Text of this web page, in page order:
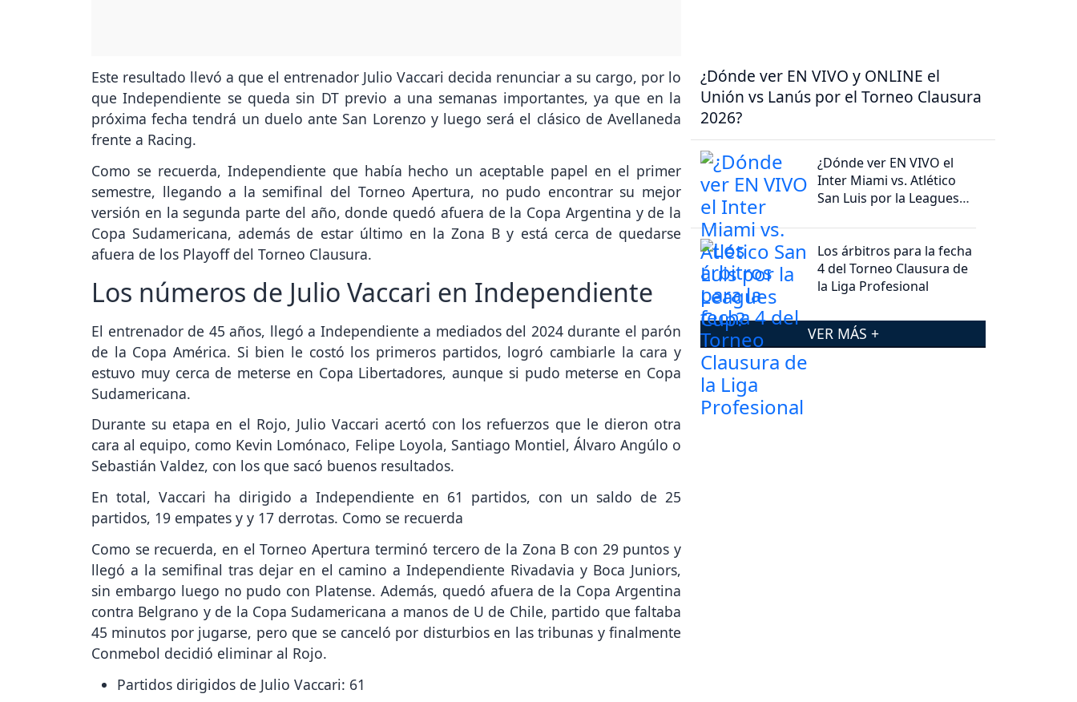
Este resultado llevó a que el entrenador Julio Vaccari decida renunciar a su cargo, por lo
que Independiente se queda sin DT previo a una semanas importantes, ya que en la
próxima fecha tendrá un duelo ante San Lorenzo y luego será el clásico de Avellaneda
frente a Racing.
Como se recuerda, Independiente que había hecho un aceptable papel en el primer
semestre, llegando a la semifinal del Torneo Apertura, no pudo encontrar su mejor
versión en la segunda parte del año, donde quedó afuera de la Copa Argentina y de la
Copa Sudamericana, además de estar último en la Zona B y está cerca de quedarse
afuera de los Playoff del Torneo Clausura.
Los números de Julio Vaccari en Independiente
El entrenador de 45 años, llegó a Independiente a mediados del 2024 durante el parón
de la Copa América. Si bien le costó los primeros partidos, logró cambiarle la cara y
estuvo muy cerca de meterse en Copa Libertadores, aunque si pudo meterse en Copa
Sudamericana.
Durante su etapa en el Rojo, Julio Vaccari acertó con los refuerzos que le dieron otra
cara al equipo, como Kevin Lomónaco, Felipe Loyola, Santiago Montiel, Álvaro Angúlo o
Sebastián Valdez, con los que sacó buenos resultados.
En total, Vaccari ha dirigido a Independiente en 61 partidos, con un saldo de 25
partidos, 19 empates y y 17 derrotas. Como se recuerda
Como se recuerda, en el Torneo Apertura terminó tercero de la Zona B con 29 puntos y
llegó a la semifinal tras dejar en el camino a Independiente Rivadavia y Boca Juniors,
sin embargo luego no pudo con Platense. Además, quedó afuera de la Copa Argentina
contra Belgrano y de la Copa Sudamericana a manos de U de Chile, partido que faltaba
45 minutos por jugarse, pero que se canceló por disturbios en las tribunas y finalmente
Conmebol decidió eliminar al Rojo.
Partidos dirigidos de Julio Vaccari: 61
¿Dónde ver EN VIVO y ONLINE el
Unión vs Lanús por el Torneo Clausura
2026?
¿Dónde ver EN VIVO el
Inter Miami vs. Atlético
San Luis por la Leagues
Los árbitros para la fecha
4 del Torneo Clausura de
la Liga Profesional
VER MÁS +